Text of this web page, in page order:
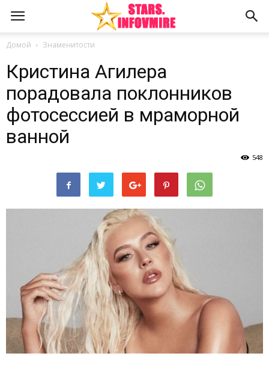
Домой Знаменитости
Кристина Агилера
порадовала поклонников
фотосессией в мраморной
ванной
548